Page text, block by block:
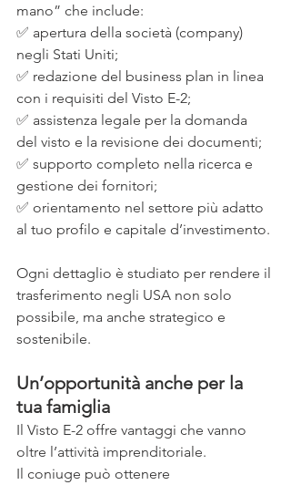
mano” che include:
✅ apertura della società (company)
negli Stati Uniti;
✅ redazione del business plan in linea
con i requisiti del Visto E-2;
✅ assistenza legale per la domanda
del visto e la revisione dei documenti;
✅ supporto completo nella ricerca e
gestione dei fornitori;
✅ orientamento nel settore più adatto
al tuo profilo e capitale d’investimento.
Ogni dettaglio è studiato per rendere il
trasferimento negli USA non solo
possibile, ma anche strategico e
sostenibile.
Un’opportunità anche per la
tua famiglia
Il Visto E-2 offre vantaggi che vanno
oltre l’attività imprenditoriale.
Il coniuge può ottenere